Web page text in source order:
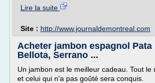
Lire la suite
Site : http://www.journaldemontreal.com
Acheter jambon espagnol Pata
Bellota, Serrano ...
Un jambon est le meilleur cadeau. Tout le
et celui qui n'a pas goûté sera conquis.